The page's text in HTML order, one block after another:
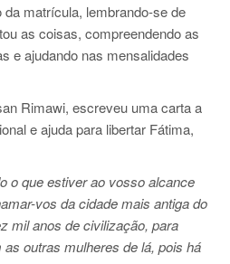
matrícula, lembrando-se de
as coisas, compreendendo as
e ajudando nas mensalidades
Rimawi, escreveu uma carta a
e ajuda para libertar Fátima,
o que estiver ao vosso alcance
vos da cidade mais antiga do
mil anos de civilização, para
outras mulheres de lá, pois há